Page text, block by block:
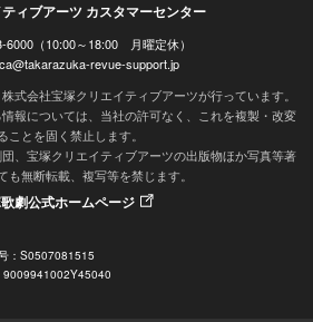
ィブアーツ カスタマーセンター
6000（10:00～18:00 月曜定休）
revue-support.jp
式会社宝塚クリエイティブアーツが行っています。
報については、当社の許可なく、これを複製・改変
ことを固く禁止します。
、宝塚クリエイティブアーツの出版物ほか写真等著
も無断転載、複写等を禁じます。
劇公式ホームページ
：S0507081515
9009941002Y45040